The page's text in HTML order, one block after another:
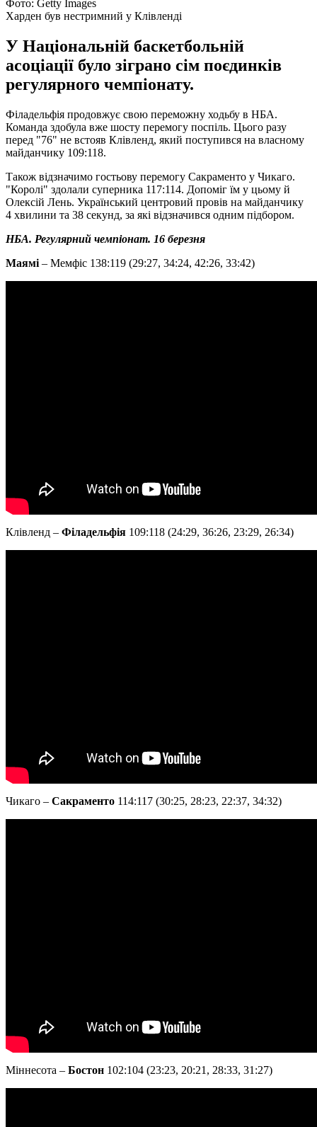
Фото: Getty Images
Харден був нестримний у Клівленді
У Національній баскетбольній
асоціації було зіграно сім поєдинків
регулярного чемпіонату.
Філадельфія продовжує свою переможну ходьбу в НБА.
Команда здобула вже шосту перемогу поспіль. Цього разу
перед "76" не встояв Клівленд, який поступився на власному
майданчику 109:118.
Також відзначимо гостьову перемогу Сакраменто у Чикаго.
"Королі" здолали суперника 117:114. Допоміг їм у цьому й
Олексій Лень. Український центровий провів на майданчику
4 хвилини та 38 секунд, за які відзначився одним підбором.
НБА. Регулярний чемпіонат. 16 березня
Маямі – Мемфіс 138:119 (29:27, 34:24, 42:26, 33:42)
Клівленд – Філадельфія 109:118 (24:29, 36:26, 23:29, 26:34)
Чикаго – Сакраменто 114:117 (30:25, 28:23, 22:37, 34:32)
Міннесота – Бостон 102:104 (23:23, 20:21, 28:33, 31:27)